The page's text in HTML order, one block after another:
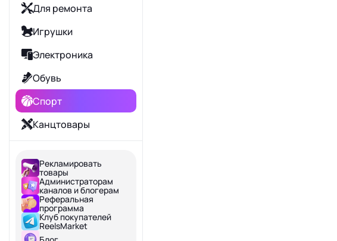
Для ремонта
Игрушки
Электроника
Обувь
Спорт
Канцтовары
Продукты
Школа
Сад и дача
Рекламировать
товары
Администраторам
каналов и блогерам
Реферальная
программа
Клуб покупателей
ReelsMarket